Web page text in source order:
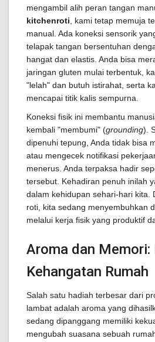
mengambil alih peran tangan
kitchenroti , kami tetap memuja
manual. Ada koneksi sensorik
telapak tangan bersentuhan
hangat dan elastis. Anda bisa
jaringan gluten mulai terbentuk,
"lelah" dan butuh istirahat, serta
mencapai titik kalis sempurna.
Koneksi fisik ini membantu
kembali "membumi" (grounding).
dipenuhi tepung, Anda tidak bisa
atau mengecek notifikasi
menerus. Anda terpaksa hadir
tersebut. Kehadiran penuh inilah
dalam kehidupan sehari-hari kita.
roti, kita sedang menyembuhkan
melalui kerja fisik yang produktif
Aroma dan
Kehangatan Rumah
Salah satu hadiah terbesar dari
lambat adalah aroma yang
sedang dipanggang memiliki
mengubah suasana sebuah